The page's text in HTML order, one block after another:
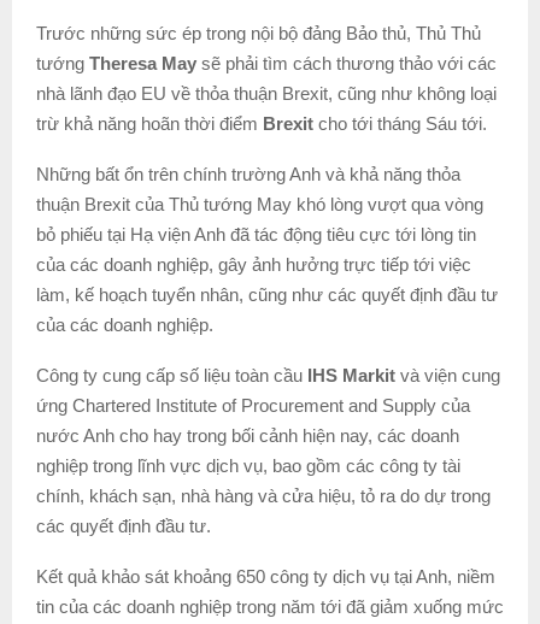
Trước những sức ép trong nội bộ đảng Bảo thủ, Thủ Thủ
tướng Theresa May sẽ phải tìm cách thương thảo với các
nhà lãnh đạo EU về thỏa thuận Brexit, cũng như không loại
trừ khả năng hoãn thời điểm Brexit cho tới tháng Sáu tới.
Những bất ổn trên chính trường Anh và khả năng thỏa
thuận Brexit của Thủ tướng May khó lòng vượt qua vòng
bỏ phiếu tại Hạ viện Anh đã tác động tiêu cực tới lòng tin
của các doanh nghiệp, gây ảnh hưởng trực tiếp tới việc
làm, kế hoạch tuyển nhân, cũng như các quyết định đầu tư
của các doanh nghiệp.
Công ty cung cấp số liệu toàn cầu IHS Markit và viện cung
ứng Chartered Institute of Procurement and Supply của
nước Anh cho hay trong bối cảnh hiện nay, các doanh
nghiệp trong lĩnh vực dịch vụ, bao gồm các công ty tài
chính, khách sạn, nhà hàng và cửa hiệu, tỏ ra do dự trong
các quyết định đầu tư.
Kết quả khảo sát khoảng 650 công ty dịch vụ tại Anh, niềm
tin của các doanh nghiệp trong năm tới đã giảm xuống mức